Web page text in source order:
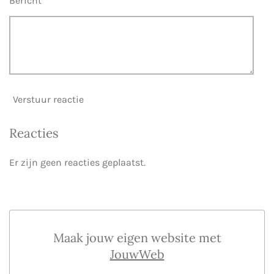
Verstuur reactie
Reacties
Er zijn geen reacties geplaatst.
Maak jouw eigen website met
JouwWeb